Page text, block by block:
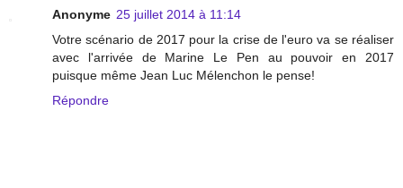
Anonyme 25 juillet 2014 à 11:14
Votre scénario de 2017 pour la crise de l'euro va se réaliser
avec l'arrivée de Marine Le Pen au pouvoir en 2017
puisque même Jean Luc Mélenchon le pense!
Répondre